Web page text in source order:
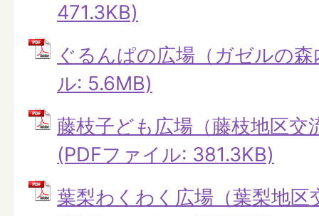
471.3KB)
ぐるんぱの広場（ガゼルの
ル: 5.6MB)
藤枝子ども広場（藤枝地区交
(PDFファイル: 381.3KB)
葉梨わくわく広場（葉梨地区